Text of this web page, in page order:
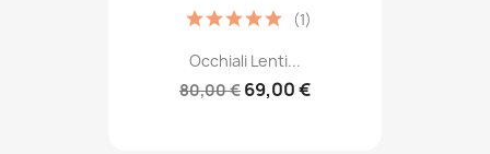
Occhiali Lenti...
80,00 € 69,00 €
(1)